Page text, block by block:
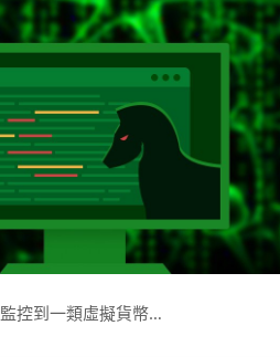
控到一類虛擬貨幣…